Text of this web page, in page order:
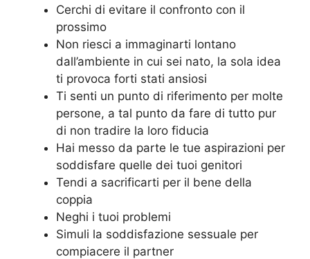
Cerchi di evitare il confronto con il
prossimo
Non riesci a immaginarti lontano
dall’ambiente in cui sei nato, la sola idea
ti provoca forti stati ansiosi
Ti senti un punto di riferimento per molte
persone, a tal punto da fare di tutto pur
di non tradire la loro fiducia
Hai messo da parte le tue aspirazioni per
soddisfare quelle dei tuoi genitori
Tendi a sacrificarti per il bene della
coppia
Neghi i tuoi problemi
Simuli la soddisfazione sessuale per
compiacere il partner